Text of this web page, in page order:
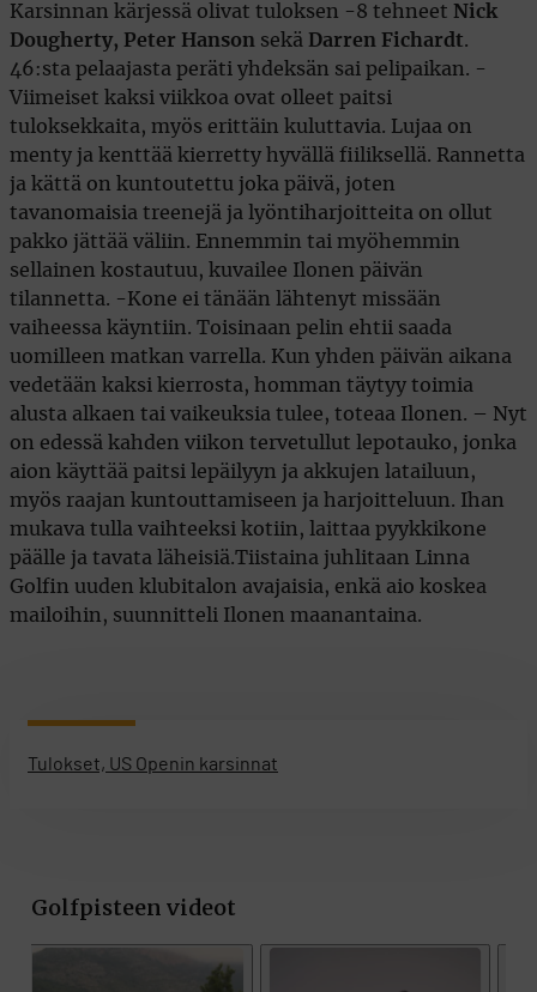
Karsinnan kärjessä olivat tuloksen -8 tehneet Nick
Dougherty, Peter Hanson sekä Darren Fichardt.
46:sta pelaajasta peräti yhdeksän sai pelipaikan. -
Viimeiset kaksi viikkoa ovat olleet paitsi
tuloksekkaita, myös erittäin kuluttavia. Lujaa on
menty ja kenttää kierretty hyvällä fiiliksellä. Rannetta
ja kättä on kuntoutettu joka päivä, joten
tavanomaisia treenejä ja lyöntiharjoitteita on ollut
pakko jättää väliin. Ennemmin tai myöhemmin
sellainen kostautuu, kuvailee Ilonen päivän
tilannetta. -Kone ei tänään lähtenyt missään
vaiheessa käyntiin. Toisinaan pelin ehtii saada
uomilleen matkan varrella. Kun yhden päivän aikana
vedetään kaksi kierrosta, homman täytyy toimia
alusta alkaen tai vaikeuksia tulee, toteaa Ilonen. – Nyt
on edessä kahden viikon tervetullut lepotauko, jonka
aion käyttää paitsi lepäilyyn ja akkujen latailuun,
myös raajan kuntouttamiseen ja harjoitteluun. Ihan
mukava tulla vaihteeksi kotiin, laittaa pyykkikone
päälle ja tavata läheisiä.Tiistaina juhlitaan Linna
Golfin uuden klubitalon avajaisia, enkä aio koskea
mailoihin, suunnitteli Ilonen maanantaina.
Tulokset, US Openin karsinnat